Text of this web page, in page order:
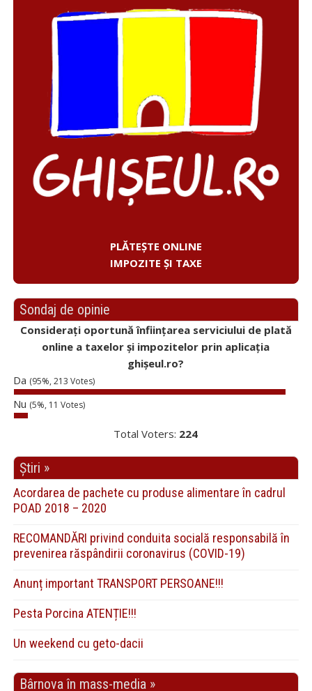
PLĂTEȘTE ONLINE
IMPOZITE ȘI TAXE
Sondaj de opinie
Considerați oportună înființarea serviciului de plată
online a taxelor și impozitelor prin aplicația
ghișeul.ro?
Da (95%, 213 Votes)
Nu (5%, 11 Votes)
Total Voters: 224
Știri »
Acordarea de pachete cu produse alimentare în cadrul
POAD 2018 – 2020
RECOMANDĂRI privind conduita socială responsabilă în
prevenirea răspândirii coronavirus (COVID-19)
Anunț important TRANSPORT PERSOANE!!!
Pesta Porcina ATENȚIE!!!
Un weekend cu geto-dacii
Bârnova în mass-media »